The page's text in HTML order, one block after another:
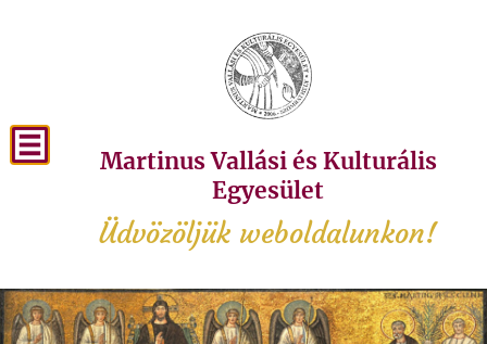
Martinus Vallási és Kulturális
Egyesület
Üdvözöljük weboldalunkon!